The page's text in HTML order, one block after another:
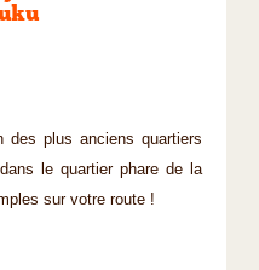
des plus anciens quartiers
le quartier phare de la
sur votre route !